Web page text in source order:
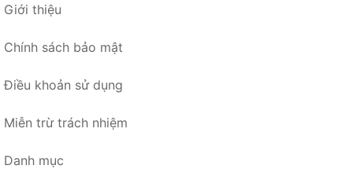
Giới thiệu
Chính sách bảo mật
Điều khoản sử dụng
Miễn trừ trách nhiệm
Danh mục